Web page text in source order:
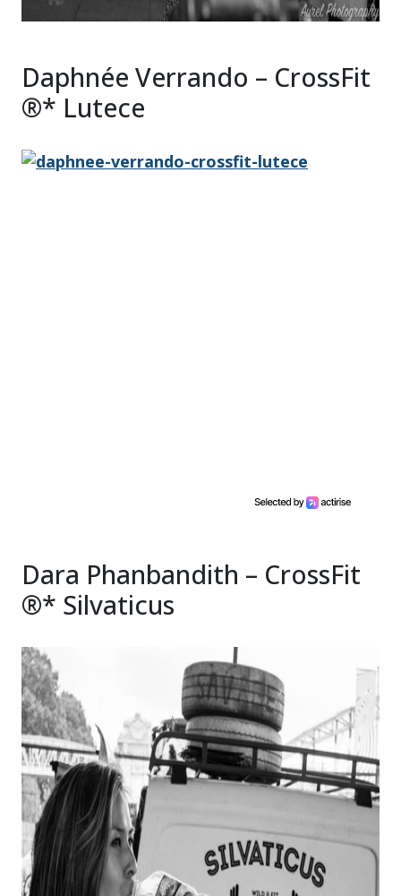
Daphnée Verrando – CrossFit
®* Lutece
Dara Phanbandith – CrossFit
®* Silvaticus